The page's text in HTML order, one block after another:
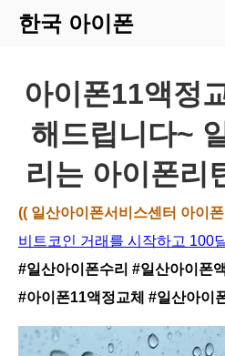
한국 아이폰
아이폰11액정
해드립니다~
리는 아이폰리
(( 일산아이폰서비스센터 아이
비트코인 거래를 시작하고 100
#일산아이폰수리 #일산아이폰
#아이폰11액정교체 #일산아이